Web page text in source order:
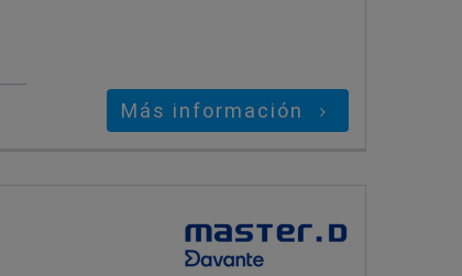
Más información